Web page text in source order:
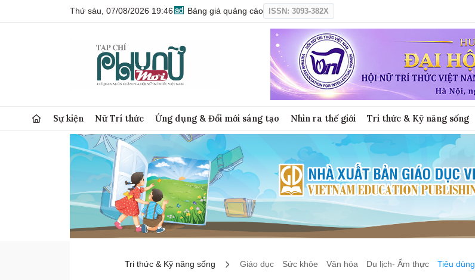
Thứ sáu, 07/08/2026 19:46 Bảng giá quảng cáo ISSN: 3093-382X
Sự kiện Nữ Trí thức Ứng dụng & Đổi mới sáng tạo Nhìn ra thế giới Tri thức & Kỹ năng sống
Tri thức & Kỹ năng sống Giáo dục Sức khỏe Văn hóa Du lịch- Ẩm thực Tiêu dùng